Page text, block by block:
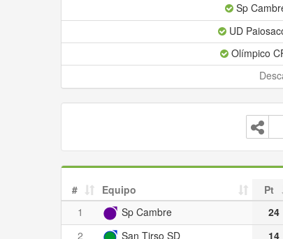
Sp
UD
Olímpico
# Equipo Pt
1
Sp Cambre 24
2
San Tirso SD 14